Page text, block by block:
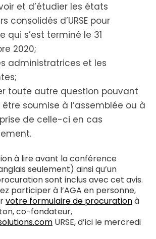
et d’étudier les états
consolidés d’URSE pour
qui s’est terminé le 31
2020;
administratrices et les
toute autre question pouvant
soumise à l’assemblée ou à
de celle-ci en cas
à lire avant la conférence
seulement) ainsi qu’un
sont inclus avec cet avis.
participer à l’AGA en personne,
votre formulaire de procurationà
co-fondateur,
URSE, d’ici le mercredi